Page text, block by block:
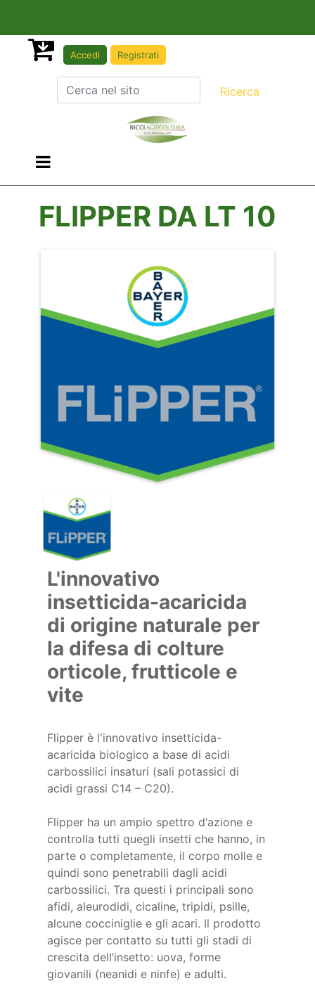
Accedi Registrati
Open menu
FLIPPER DA LT 10
L'innovativo
insetticida-acaricida
di origine naturale per
la difesa di colture
orticole, frutticole e
vite
Flipper è l'innovativo insetticida-
acaricida biologico a base di acidi
carbossilici insaturi (sali potassici di
acidi grassi C14 – C20).
Flipper ha un ampio spettro d‘azione e
controlla tutti quegli insetti che hanno, in
parte o completamente, il corpo molle e
quindi sono penetrabili dagli acidi
carbossilici. Tra questi i principali sono
afidi, aleurodidi, cicaline, tripidi, psille,
alcune cocciniglie e gli acari. Il prodotto
agisce per contatto su tutti gli stadi di
crescita dell’insetto: uova, forme
giovanili (neanidi e ninfe) e adulti.